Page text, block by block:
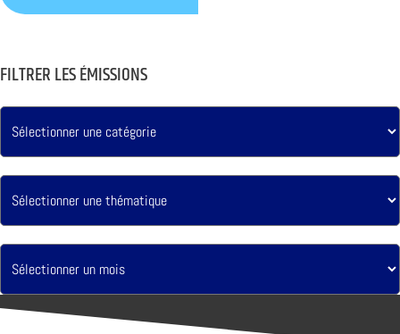
FILTRER LES ÉMISSIONS